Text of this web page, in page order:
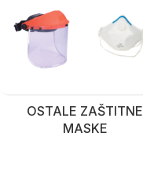
OSTALE ZAŠTITNE
MASKE